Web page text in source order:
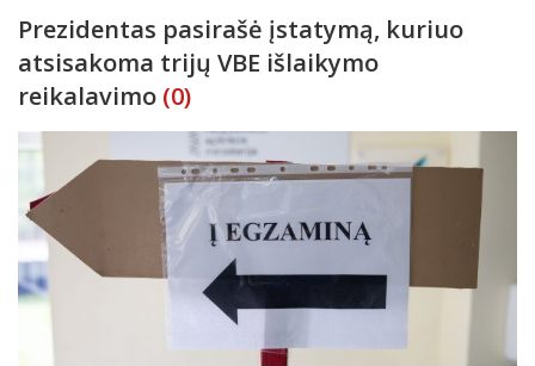
Prezidentas pasirašė įstatymą, kuriuo
atsisakoma trijų VBE išlaikymo
reikalavimo (0)